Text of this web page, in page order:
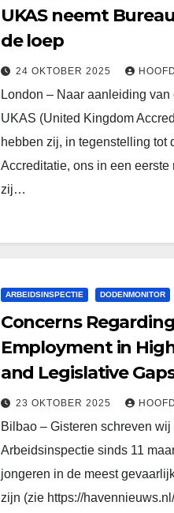
UKAS neemt
de loep
24 OKTOBER 2025
London – Naar aanleiding van
UKAS (United Kingdom
hebben zij, in tegenstelling tot
Accreditatie, ons in een eerste
zij…
ARBEIDSINSPECTIE DODENMONITOR
Concerns
Employment in
and Legislative
23 OKTOBER 2025
Bilbao – Gisteren schreven
Arbeidsinspectie sinds 11
jongeren in de meest
zijn (zie https://